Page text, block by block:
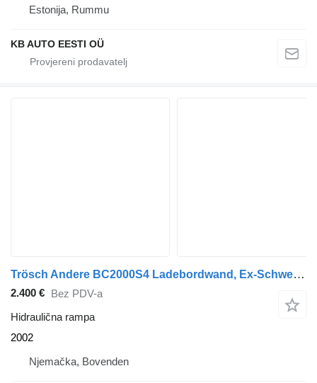
Estonija, Rummu
KB AUTO EESTI OÜ
Trösch Andere BC2000S4 Ladebordwand, Ex-Schweizer Armee
2.400 € Bez PDV-a
Hidraulična rampa
2002
Njemačka, Bovenden